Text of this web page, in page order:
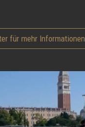
für mehr Informationen